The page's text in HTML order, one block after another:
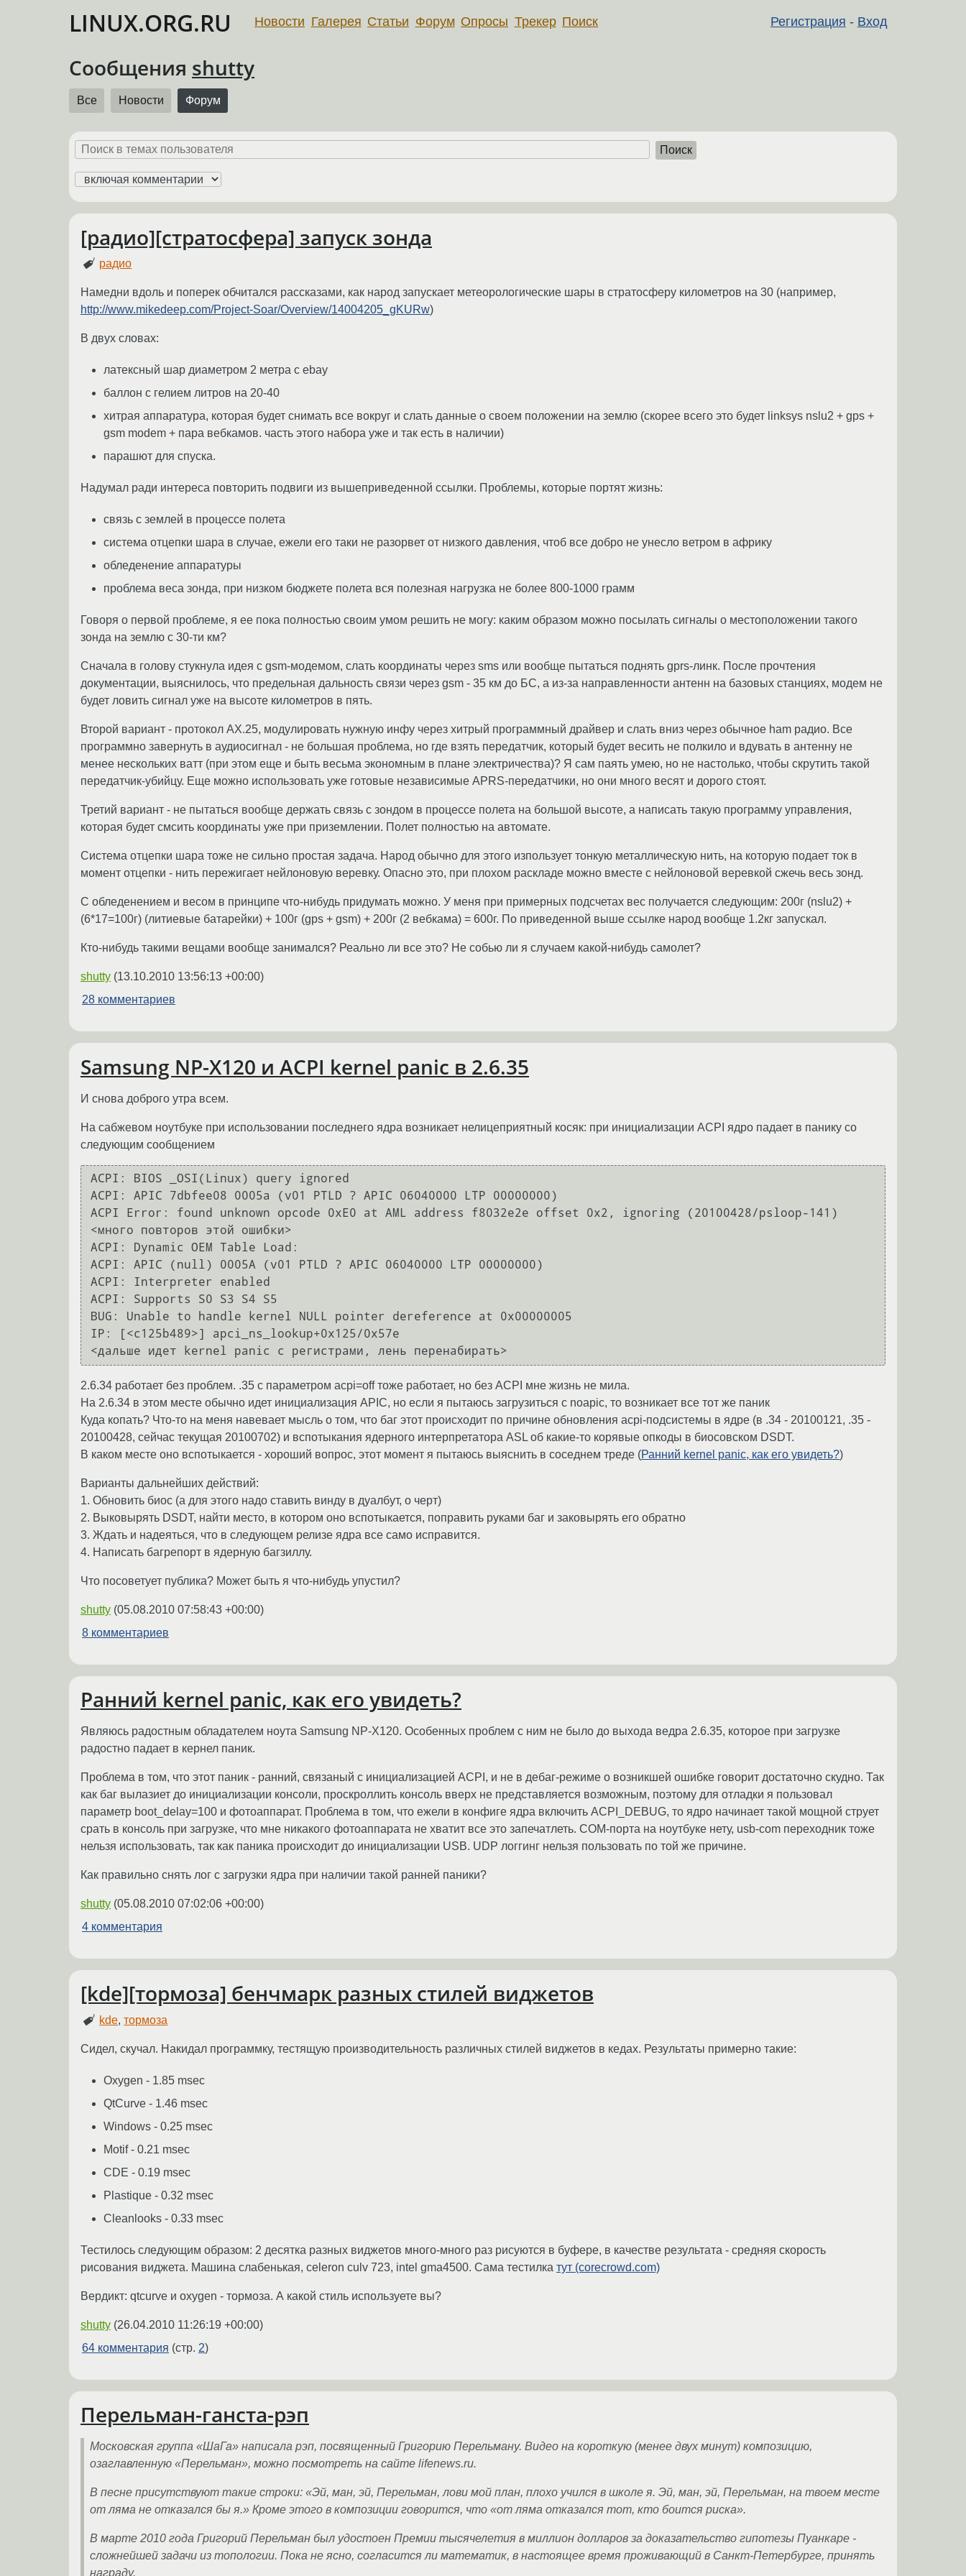
LINUX.ORG.RU Регистрация - Вход
Новости Галерея Статьи Форум Опросы Трекер Поиск
Сообщения shutty
Все Новости Форум
Поиск
[радио][стратосфера] запуск зонда
радио
Намедни вдоль и поперек обчитался рассказами, как народ запускает метеорологические шары в стратосферу километров на 30 (например,
http://www.mikedeep.com/Project-Soar/Overview/14004205_gKURw)
В двух словах:
латексный шар диаметром 2 метра с ebay
баллон с гелием литров на 20-40
хитрая аппаратура, которая будет снимать все вокруг и слать данные о своем положении на землю (скорее всего это будет linksys nslu2 + gps +
gsm modem + пара вебкамов. часть этого набора уже и так есть в наличии)
парашют для спуска.
Надумал ради интереса повторить подвиги из вышеприведенной ссылки. Проблемы, которые портят жизнь:
связь с землей в процессе полета
система отцепки шара в случае, ежели его таки не разорвет от низкого давления, чтоб все добро не унесло ветром в африку
обледенение аппаратуры
проблема веса зонда, при низком бюджете полета вся полезная нагрузка не более 800-1000 грамм
Говоря о первой проблеме, я ее пока полностью своим умом решить не могу: каким образом можно посылать сигналы о местоположении такого
зонда на землю с 30-ти км?
Сначала в голову стукнула идея с gsm-модемом, слать координаты через sms или вообще пытаться поднять gprs-линк. После прочтения
документации, выяснилось, что предельная дальность связи через gsm - 35 км до БС, а из-за направленности антенн на базовых станциях, модем не
будет ловить сигнал уже на высоте километров в пять.
Второй вариант - протокол AX.25, модулировать нужную инфу через хитрый программный драйвер и слать вниз через обычное ham радио. Все
программно завернуть в аудиосигнал - не большая проблема, но где взять передатчик, который будет весить не полкило и вдувать в антенну не
менее нескольких ватт (при этом еще и быть весьма экономным в плане электричества)? Я сам паять умею, но не настолько, чтобы скрутить такой
передатчик-убийцу. Еще можно использовать уже готовые независимые APRS-передатчики, но они много весят и дорого стоят.
Третий вариант - не пытаться вообще держать связь с зондом в процессе полета на большой высоте, а написать такую программу управления,
которая будет смсить координаты уже при приземлении. Полет полностью на автомате.
Система отцепки шара тоже не сильно простая задача. Народ обычно для этого изпользует тонкую металлическую нить, на которую подает ток в
момент отцепки - нить пережигает нейлоновую веревку. Опасно это, при плохом раскладе можно вместе с нейлоновой веревкой сжечь весь зонд.
С обледенением и весом в принципе что-нибудь придумать можно. У меня при примерных подсчетах вес получается следующим: 200г (nslu2) +
(6*17=100г) (литиевые батарейки) + 100г (gps + gsm) + 200г (2 вебкама) = 600г. По приведенной выше ссылке народ вообще 1.2кг запускал.
Кто-нибудь такими вещами вообще занимался? Реально ли все это? Не собью ли я случаем какой-нибудь самолет?
shutty (13.10.2010 13:56:13 +00:00)
28 комментариев
Samsung NP-X120 и ACPI kernel panic в 2.6.35
И снова доброго утра всем.
На сабжевом ноутбуке при использовании последнего ядра возникает нелицеприятный косяк: при инициализации ACPI ядро падает в панику со
следующим сообщением
ACPI: BIOS _OSI(Linux) query ignored
ACPI: APIC 7dbfee08 0005a (v01 PTLD ? APIC 06040000 LTP 00000000)
ACPI Error: found unknown opcode 0xE0 at AML address f8032e2e offset 0x2, ignoring (20100428/psloop-141)
<много повторов этой ошибки>
ACPI: Dynamic OEM Table Load:
ACPI: APIC (null) 0005A (v01 PTLD ? APIC 06040000 LTP 00000000)
ACPI: Interpreter enabled
ACPI: Supports S0 S3 S4 S5
BUG: Unable to handle kernel NULL pointer dereference at 0x00000005
IP: [<c125b489>] apci_ns_lookup+0x125/0x57e
2.6.34 работает без проблем. .35 с параметром acpi=off тоже работает, но без ACPI мне жизнь не мила.
На 2.6.34 в этом месте обычно идет инициализация APIC, но если я пытаюсь загрузиться с noapic, то возникает все тот же паник
Куда копать? Что-то на меня навевает мысль о том, что баг этот происходит по причине обновления acpi-подсистемы в ядре (в .34 - 20100121, .35 -
20100428, сейчас текущая 20100702) и вспотыкания ядерного интерпретатора ASL об какие-то корявые опкоды в биосовском DSDT.
В каком месте оно вспотыкается - хороший вопрос, этот момент я пытаюсь выяснить в соседнем треде (Ранний kernel panic, как его увидеть?)
Варианты дальнейших действий:
1. Обновить биос (а для этого надо ставить винду в дуалбут, о черт)
2. Выковырять DSDT, найти место, в котором оно вспотыкается, поправить руками баг и заковырять его обратно
3. Ждать и надеяться, что в следующем релизе ядра все само исправится.
4. Написать багрепорт в ядерную багзиллу.
Что посоветует публика? Может быть я что-нибудь упустил?
shutty (05.08.2010 07:58:43 +00:00)
8 комментариев
Ранний kernel panic, как его увидеть?
Являюсь радостным обладателем ноута Samsung NP-X120. Особенных проблем с ним не было до выхода ведра 2.6.35, которое при загрузке
радостно падает в кернел паник.
Проблема в том, что этот паник - ранний, связаный с инициализацией ACPI, и не в дебаг-режиме о возникшей ошибке говорит достаточно скудно. Так
как баг вылазиет до инициализации консоли, проскроллить консоль вверх не представляется возможным, поэтому для отладки я пользовал
параметр boot_delay=100 и фотоаппарат. Проблема в том, что ежели в конфиге ядра включить ACPI_DEBUG, то ядро начинает такой мощной струет
срать в консоль при загрузке, что мне никакого фотоаппарата не хватит все это запечатлеть. COM-порта на ноутбуке нету, usb-com переходник тоже
нельзя использовать, так как паника происходит до инициализации USB. UDP логгинг нельзя пользовать по той же причине.
Как правильно снять лог с загрузки ядра при наличии такой ранней паники?
shutty (05.08.2010 07:02:06 +00:00)
4 комментария
[kde][тормоза] бенчмарк разных стилей виджетов
kde,тормоза
Сидел, скучал. Накидал программку, тестящую производительность различных стилей виджетов в кедах. Результаты примерно такие:
Oxygen - 1.85 msec
QtCurve - 1.46 msec
Windows - 0.25 msec
Motif - 0.21 msec
CDE - 0.19 msec
Plastique - 0.32 msec
Cleanlooks - 0.33 msec
Тестилось следующим образом: 2 десятка разных виджетов много-много раз рисуются в буфере, в качестве результата - средняя скорость
рисования виджета. Машина слабенькая, celeron culv 723, intel gma4500. Сама тестилка тут (corecrowd.com)
Вердикт: qtcurve и oxygen - тормоза. А какой стиль используете вы?
shutty (26.04.2010 11:26:19 +00:00)
64 комментария (стр. 2)
Перельман-ганста-рэп
Московская группа «ШаГа» написала рэп, посвященный Григорию Перельману. Видео на короткую (менее двух минут) композицию,
озаглавленную «Перельман», можно посмотреть на сайте lifenews.ru.
В песне присутствуют такие строки: «Эй, ман, эй, Перельман, лови мой план, плохо учился в школе я. Эй, ман, эй, Перельман, на твоем месте
от ляма не отказался бы я.» Кроме этого в композиции говорится, что «от ляма отказался тот, кто боится риска».
В марте 2010 года Григорий Перельман был удостоен Премии тысячелетия в миллион долларов за доказательство гипотезы Пуанкаре -
сложнейшей задачи из топологии. Пока не ясно, согласится ли математик, в настоящее время проживающий в Санкт-Петербурге, принять
награду.